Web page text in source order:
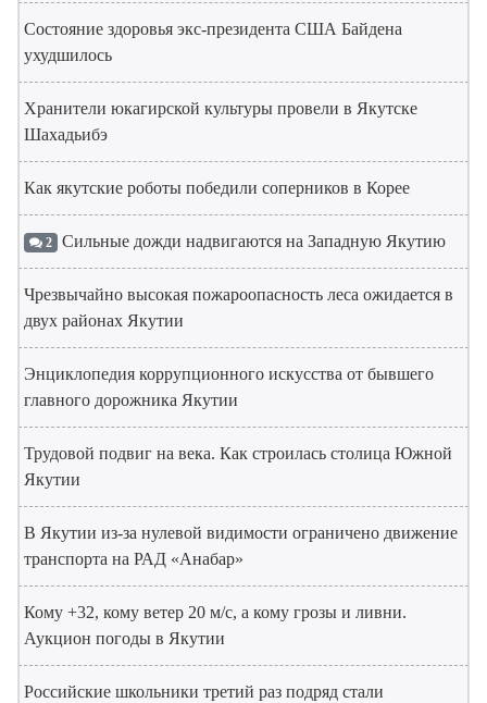
Состояние здоровья экс-президента США Байдена
ухудшилось
Хранители юкагирской культуры провели в Якутске
Шахадьибэ
Как якутские роботы победили соперников в Корее
2 Сильные дожди надвигаются на Западную Якутию
Чрезвычайно высокая пожароопасность леса ожидается в
двух районах Якутии
Энциклопедия коррупционного искусства от бывшего
главного дорожника Якутии
Трудовой подвиг на века. Как строилась столица Южной
Якутии
В Якутии из-за нулевой видимости ограничено движение
транспорта на РАД «Анабар»
Кому +32, кому ветер 20 м/с, а кому грозы и ливни.
Аукцион погоды в Якутии
Российские школьники третий раз подряд стали